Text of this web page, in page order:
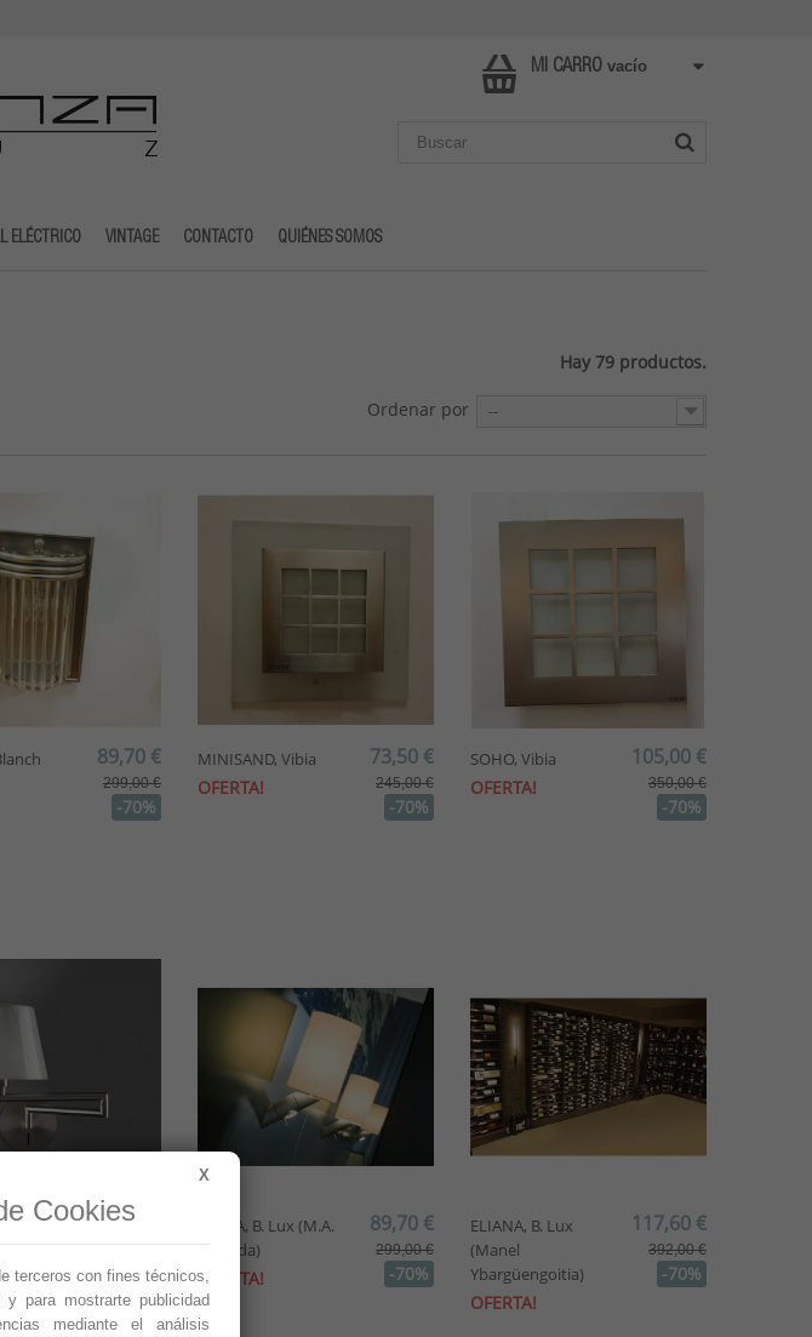
MI CARRO vacío
ELÉCTRICO VINTAGE CONTACTO QUIÉNES SOMOS
Hay 79 productos.
Ordenar por --
89,70 €
299,00 €
-70%
MINISAND, Vibia
OFERTA!
73,50 €
245,00 €
-70%
SOHO, Vibia
OFERTA!
105,00 €
350,00 €
-70%
115,80 €
386,00 €
-70%
EMMA, B. Lux (M.A.
Ciganda)
OFERTA!
89,70 €
299,00 €
-70%
ELIANA, B. Lux
(Manel
Ybargüengoitia)
OFERTA!
117,60 €
392,00 €
-70%
X
Cookies
terceros con fines técnicos,
y para mostrarte publicidad
mediante el análisis